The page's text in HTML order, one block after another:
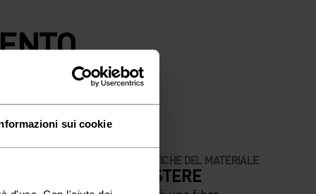
sui cookie
CARATTERISTICHE DEL MATERIALE
IL POLIESTERE